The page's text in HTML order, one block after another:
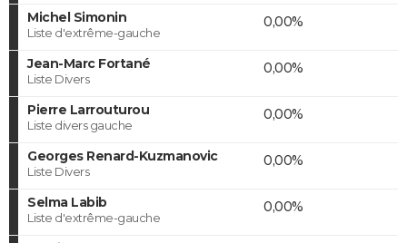
Michel Simonin
Liste d'extrême-gauche
0,00%
Jean-Marc Fortané
Liste Divers
0,00%
Pierre Larrouturou
Liste divers gauche
0,00%
Georges Renard-Kuzmanovic
Liste Divers
0,00%
Selma Labib
Liste d'extrême-gauche
0,00%